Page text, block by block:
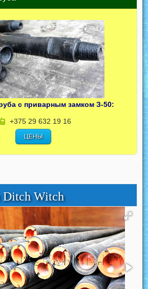
с приварным замком З-50:
+375 29 632 19 16
ЦЕНЫ
Ditch Witch